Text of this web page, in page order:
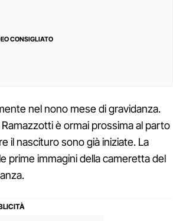
CONSIGLIATO
nel nono mese di gravidanza.
è ormai prossima al parto
il nascituro sono già iniziate. La
prime immagini della cameretta del